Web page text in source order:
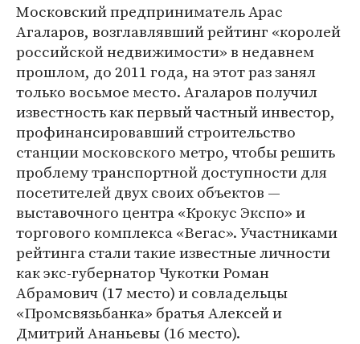
Московский предприниматель Арас
Агаларов, возглавлявший рейтинг «королей
российской недвижимости» в недавнем
прошлом, до 2011 года, на этот раз занял
только восьмое место. Агаларов получил
известность как первый частный инвестор,
профинансировавший строительство
станции московского метро, чтобы решить
проблему транспортной доступности для
посетителей двух своих объектов —
выставочного центра «Крокус Экспо» и
торгового комплекса «Вегас». Участниками
рейтинга стали такие известные личности
как экс-губернатор Чукотки Роман
Абрамович (17 место) и совладельцы
«Промсвязьбанка» братья Алексей и
Дмитрий Ананьевы (16 место).